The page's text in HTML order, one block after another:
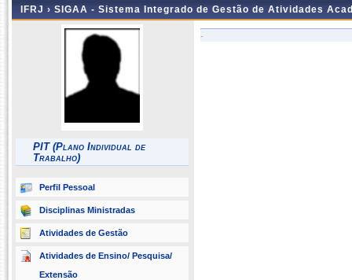
IFRJ › SIGAA - Sistema Integrado de Gestão de Atividades
PIT (Plano Individual de
Trabalho)
Perfil Pessoal
Disciplinas Ministradas
Atividades de Gestão
Atividades de Ensino/ Pesquisa/
Extensão
-